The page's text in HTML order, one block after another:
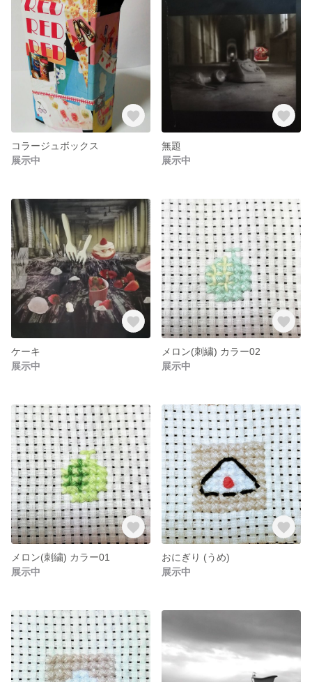
コラージュボックス
展示中
無題
展示中
ケーキ
展示中
メロン(刺繍) カラー02
展示中
メロン(刺繍) カラー01
展示中
おにぎり (うめ)
展示中